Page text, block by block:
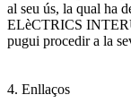
al seu ús, la qual ha
ELèCTRICS
pugui procedir a la
4. Enllaços